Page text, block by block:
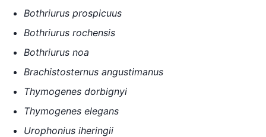
Bothriurus prospicuus
Bothriurus rochensis
Bothriurus noa
Brachistosternus angustimanus
Thymogenes dorbignyi
Thymogenes elegans
Urophonius iheringii